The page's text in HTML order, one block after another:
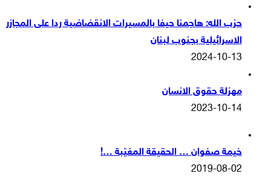
حزب الله: هاجمنا حيفا بالمسيرات الانقضاضية ردا على المجازر
الاسرائيلية بجنوب لبنان
2024-10-13
مهزلة حقوق الانسان
2023-10-14
خيمة صفوان … الحقيقة المغيّبة …!
2019-08-02